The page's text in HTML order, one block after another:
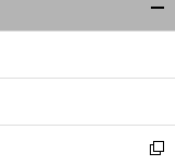
ィ
ン
ウ
開
く
新